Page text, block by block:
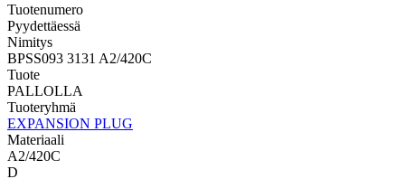
Tuotenumero
Pyydettäessä
Nimitys
BPSS093 3131 A2/420C
Tuote
PALLOLLA
Tuoteryhmä
EXPANSION PLUG
Materiaali
A2/420C
D